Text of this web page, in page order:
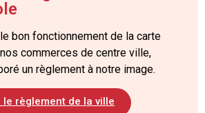
bon fonctionnement de la carte
commerces de centre ville,
un règlement à notre image.
le règlement de la ville